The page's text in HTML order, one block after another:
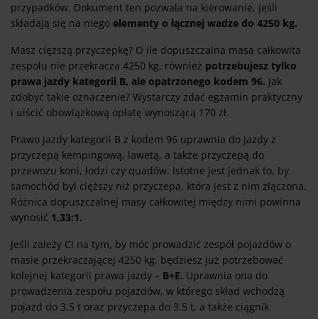
przypadków. Dokument ten pozwala na kierowanie, jeśli
składają się na niego elementy o łącznej wadze do 4250 kg.
Masz cięższą przyczepkę? O ile dopuszczalna masa całkowita
zespołu nie przekracza 4250 kg, również potrzebujesz tylko
prawa jazdy kategorii B, ale opatrzonego kodem 96. Jak
zdobyć takie oznaczenie? Wystarczy zdać egzamin praktyczny
i uiścić obowiązkową opłatę wynoszącą 170 zł.
Prawo jazdy kategorii B z kodem 96 uprawnia do jazdy z
przyczepą kempingową, lawetą, a także przyczepą do
przewozu koni, łodzi czy quadów. Istotne jest jednak to, by
samochód był cięższy niż przyczepa, która jest z nim złączona.
Różnica dopuszczalnej masy całkowitej między nimi powinna
wynosić 1,33:1.
Jeśli zależy Ci na tym, by móc prowadzić zespół pojazdów o
masie przekraczającej 4250 kg, będziesz już potrzebować
kolejnej kategorii prawa jazdy – B+E. Uprawnia ona do
prowadzenia zespołu pojazdów, w którego skład wchodzą
pojazd do 3,5 t oraz przyczepa do 3,5 t, a także ciągnik